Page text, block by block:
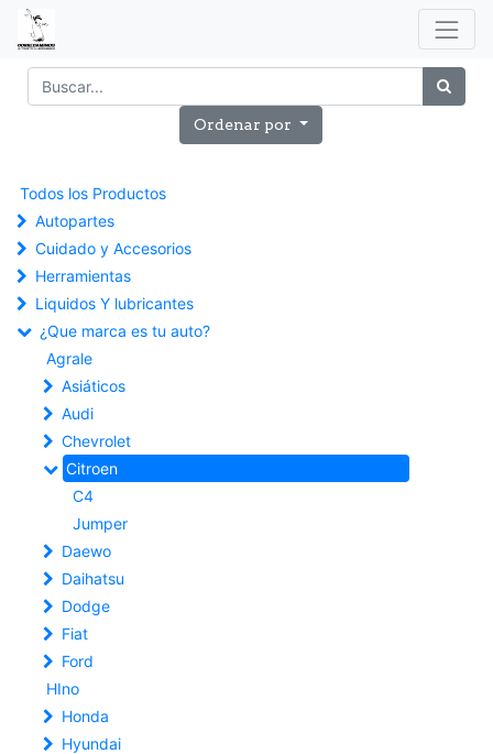
Ordenar por
Todos los Productos
Autopartes
Cuidado y Accesorios
Herramientas
Liquidos Y lubricantes
¿Que marca es tu auto?
Agrale
Asiáticos
Audi
Chevrolet
Citroen
C4
Jumper
Daewo
Daihatsu
Dodge
Fiat
Ford
HIno
Honda
Hyundai